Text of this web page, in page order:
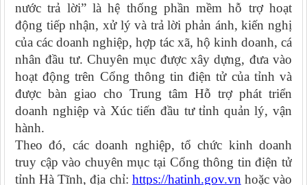
nước trả lời” là hệ thống phần mềm hỗ trợ hoạt
động tiếp nhận, xử lý và trả lời phản ánh, kiến nghị
của các doanh nghiệp, hợp tác xã, hộ kinh doanh, cá
nhân đầu tư. Chuyên mục được xây dựng, đưa vào
hoạt động trên Cổng thông tin điện tử của tỉnh và
được bàn giao cho Trung tâm Hỗ trợ phát triển
doanh nghiệp và Xúc tiến đầu tư tỉnh quản lý, vận
hành.
Theo đó, các doanh nghiệp, tổ chức kinh doanh
truy cập vào chuyên mục tại Cổng thông tin điện tử
tỉnh Hà Tĩnh, địa chỉ: https://hatinh.gov.vn hoặc vào